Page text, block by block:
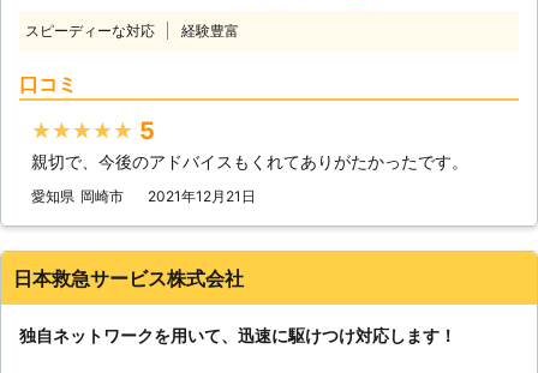
なときは弊社「PlayUnity」が高速で
社は、多くのスタッフを至る所に配置
しているので、お客様からお電話いた
到着時間は約30分なので、早く車を
動くようにしたい方にこそご利用いた
の方法を用いてお客様のお悩みを解決
スピーディーな対応 経験豊富
口コミ
★★★★★ 5
親切で、今後のアドバイスもくれてありがたかったです。
愛知県 岡崎市 2021年12月21日
日本救急サービス株式会社
独自ネットワークを用いて、迅速に駆けつけ対応します！